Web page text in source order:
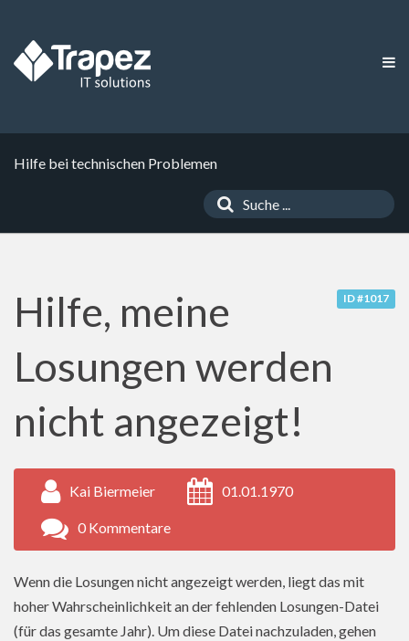
Hilfe bei technischen Problemen
ID #1017
Hilfe, meine
Losungen werden
nicht angezeigt!
Kai Biermeier 01.01.1970
0 Kommentare
Wenn die Losungen nicht angezeigt werden, liegt das mit
hoher Wahrscheinlichkeit an der fehlenden Losungen-Datei
(für das gesamte Jahr). Um diese Datei nachzuladen, gehen